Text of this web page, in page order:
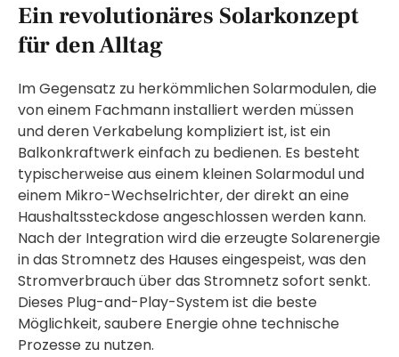
Ein revolutionäres Solarkonzept
für den Alltag
Im Gegensatz zu herkömmlichen Solarmodulen, die
von einem Fachmann installiert werden müssen
und deren Verkabelung kompliziert ist, ist ein
Balkonkraftwerk einfach zu bedienen. Es besteht
typischerweise aus einem kleinen Solarmodul und
einem Mikro-Wechselrichter, der direkt an eine
Haushaltssteckdose angeschlossen werden kann.
Nach der Integration wird die erzeugte Solarenergie
in das Stromnetz des Hauses eingespeist, was den
Stromverbrauch über das Stromnetz sofort senkt.
Dieses Plug-and-Play-System ist die beste
Möglichkeit, saubere Energie ohne technische
Prozesse zu nutzen.